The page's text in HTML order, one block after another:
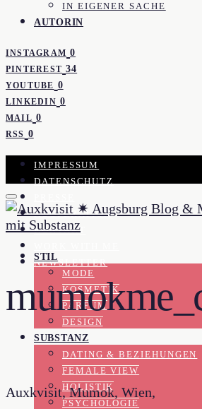
IN EIGENER SACHE
AUTORIN
INSTAGRAM 0
PINTEREST 34
YOUTUBE 0
LINKEDIN 0
MAIL 0
RSS 0
IMPRESSUM
DATENSCHUTZ
KOOPERATION
KONTAKT
NEWSLETTER
STIL
MODE
KOSMETIK
PARFUM
DESIGN
SUBSTANZ
DATING & BEZIEHUNGEN
FEMALE VIEW
HOLISTIK
PSYCHOLOGIE
Auxkvisit, Mumok, Wien,